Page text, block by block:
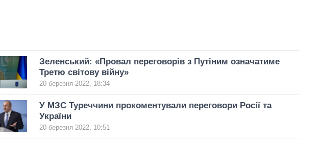
Зеленський: «Провал переговорів з Путіним означатиме
Третю світову війну»
20 березня 2022, 18:34
У МЗС Туреччини прокоментували переговори Росії та
України
20 березня 2022, 10:51